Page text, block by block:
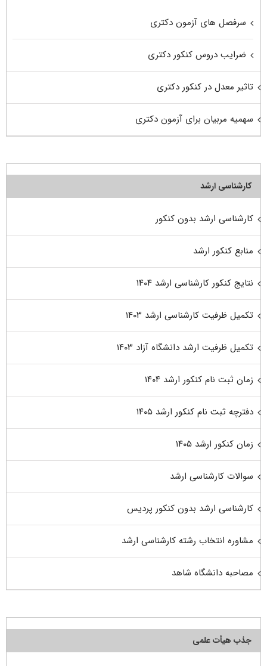
سرفصل های آزمون دکتری
ضرایب دروس کنکور دکتری
تاثیر معدل در کنکور دکتری
سهمیه مربیان برای آزمون دکتری
کارشناسی ارشد
کارشناسی ارشد بدون کنکور
منابع کنکور ارشد
نتایج کنکور کارشناسی ارشد ۱۴۰۴
تکمیل ظرفیت کارشناسی ارشد ۱۴۰۳
تکمیل ظرفیت ارشد دانشگاه آزاد ۱۴۰۳
زمان ثبت نام کنکور ارشد ۱۴۰۴
دفترچه ثبت نام کنکور ارشد ۱۴۰۵
زمان کنکور ارشد ۱۴۰۵
سوالات کارشناسی ارشد
کارشناسی ارشد بدون کنکور پردیس
مشاوره انتخاب رشته کارشناسی ارشد
مصاحبه دانشگاه شاهد
جذب هیأت علمی